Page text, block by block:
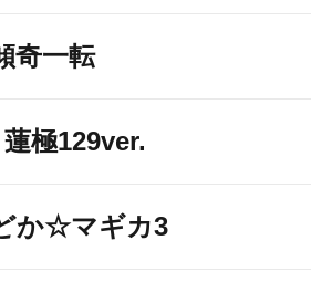
奇一転
極129ver.
か☆マギカ3